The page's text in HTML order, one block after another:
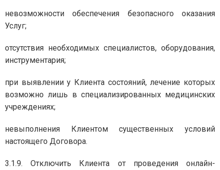
невозможности обеспечения безопасного оказания
Услуг;
отсутствия необходимых специалистов, оборудования,
инструментария;
при выявлении у Клиента состояний, лечение которых
возможно лишь в специализированных медицинских
учреждениях;
невыполнения Клиентом существенных условий
настоящего Договора.
3.1.9. Отключить Клиента от проведения онлайн-